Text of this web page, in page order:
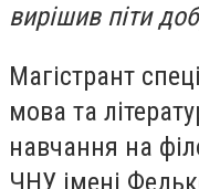
вирішив піти
Магістрант
мова та
навчання на
ЧНУ імені